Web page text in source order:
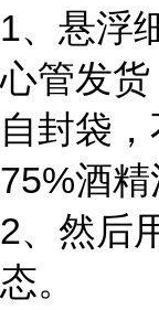
1、悬浮
心管发
自封袋
75%酒精
2、然后
态。